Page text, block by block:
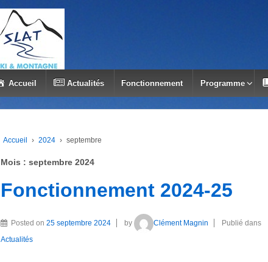
Accueil Actualités Fonctionnement Programme
Accueil › 2024 › septembre
Mois : septembre 2024
Fonctionnement 2024-25
Posted on 25 septembre 2024 by Clément Magnin
Publié dans
Actualités